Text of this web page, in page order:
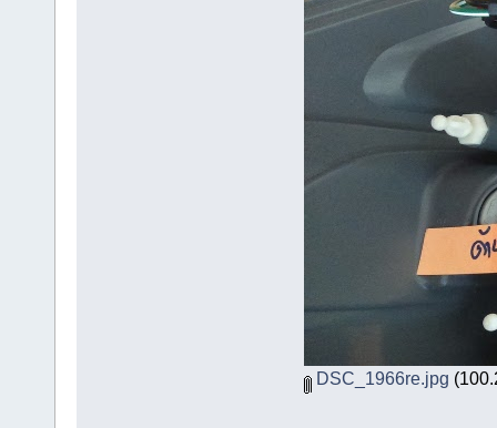
DSC_1966re.jpg